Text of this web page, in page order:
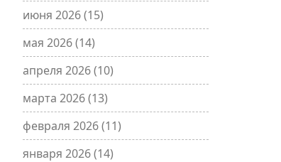
июня 2026(15)
мая 2026(14)
апреля 2026(10)
марта 2026(13)
февраля 2026(11)
января 2026(14)